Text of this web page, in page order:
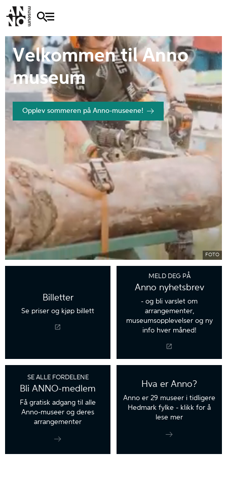
FOTO
Velkommen til Anno
museum
Opplev sommeren på Anno-museene!
Billetter
Se priser og kjøp billett
MELD DEG PÅ
Anno nyhetsbrev
- og bli varslet om
arrangementer,
museumsopplevelser og ny
info hver måned!
SE ALLE FORDELENE
Bli ANNO-medlem
Få gratisk adgang til alle
Anno-museer og deres
arrangementer
Hva er Anno?
Anno er 29 museer i tidligere
Hedmark fylke - klikk for å
lese mer